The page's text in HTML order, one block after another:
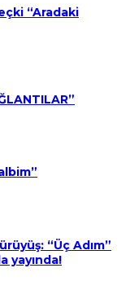
“Aradaki
“Üç Adım”
yayında!